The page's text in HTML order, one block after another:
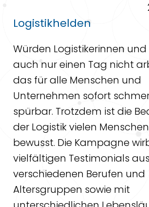
Logistikhelden
Würden Logistikerinnen und
auch nur einen Tag nicht
das für alle Menschen und
Unternehmen sofort
spürbar. Trotzdem ist die
der Logistik vielen
bewusst. Die Kampagne
vielfältigen Testimonials aus
verschiedenen Berufen und
Altersgruppen sowie mit